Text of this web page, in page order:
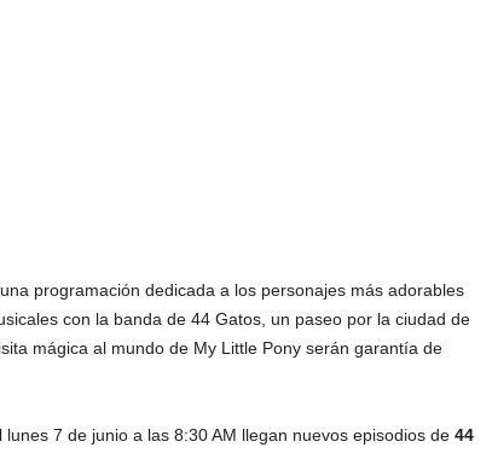
programación dedicada a los personajes más adorables
con la banda de 44 Gatos, un paseo por la ciudad de
mágica al mundo de My Little Pony serán garantía de
7 de junio a las 8:30 AM llegan nuevos episodios de44